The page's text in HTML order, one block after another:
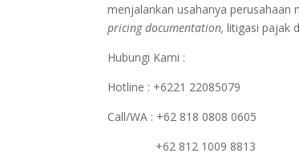
menjalankan usahanya
pricing documentation,litigasi pajak
Hubungi Kami :
Hotline : +6221 22085079
Call/WA : +62 818 0808 0605
+62 812 1009 8813